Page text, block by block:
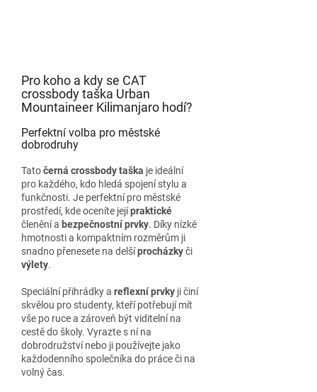
Pro koho a kdy se CAT
crossbody taška Urban
Mountaineer Kilimanjaro hodí?
Perfektní volba pro městské
dobrodruhy
Tatočerná crossbody taška je ideální
pro každého, kdo hledá spojení stylu a
funkčnosti. Je perfektní pro městské
prostředí, kde oceníte jejípraktické
členění a bezpečnostníprvky. Díky nízké
hmotnosti a kompaktním rozměrům ji
snadno přenesete na delšíprocházkyči
výlety.
Speciální přihrádky a reflexníprvky ji činí
skvělou pro studenty, kteří potřebují mít
vše po ruce a zároveň být viditelní na
cestě do školy. Vyrazte s ní na
dobrodružství nebo ji používejte jako
každodenního společníka do práce či na
volný čas.